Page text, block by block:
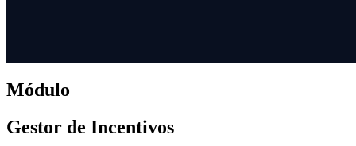
Módulo
Gestor de Incentivos